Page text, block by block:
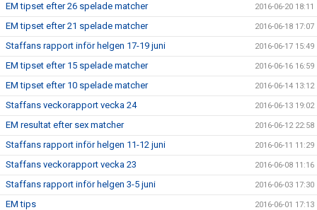
EM tipset efter 26 spelade matcher 2016-06-20 18:11
EM tipset efter 21 spelade matcher 2016-06-18 17:07
Staffans rapport inför helgen 17-19 juni 2016-06-17 15:49
EM tipset efter 15 spelade matcher 2016-06-16 16:59
EM tipset efter 10 spelade matcher 2016-06-14 13:12
Staffans veckorapport vecka 24 2016-06-13 19:02
EM resultat efter sex matcher 2016-06-12 22:58
Staffans rapport inför helgen 11-12 juni 2016-06-11 11:29
Staffans veckorapport vecka 23 2016-06-08 11:16
Staffans rapport inför helgen 3-5 juni 2016-06-03 17:30
EM tips 2016-06-01 17:13